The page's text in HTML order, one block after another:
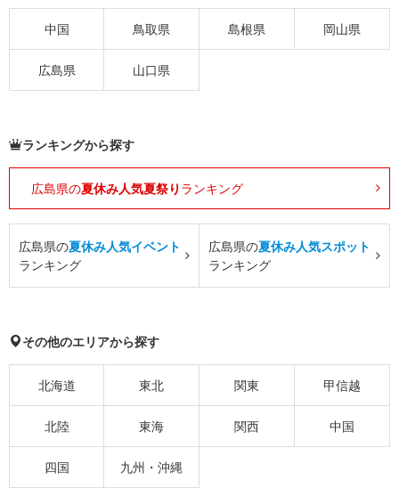
中国 鳥取県 島根県 岡山県
広島県 山口県
ランキングから探す
広島県の夏休み人気夏祭り ランキング
広島県の夏休み人気イベント
ランキング
広島県の夏休み人気スポット
ランキング
その他のエリアから探す
北海道 東北 関東 甲信越
北陸 東海 関西 中国
四国 九州・沖縄